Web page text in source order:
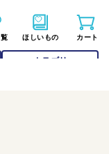
カテゴリー
ほしいもの カート